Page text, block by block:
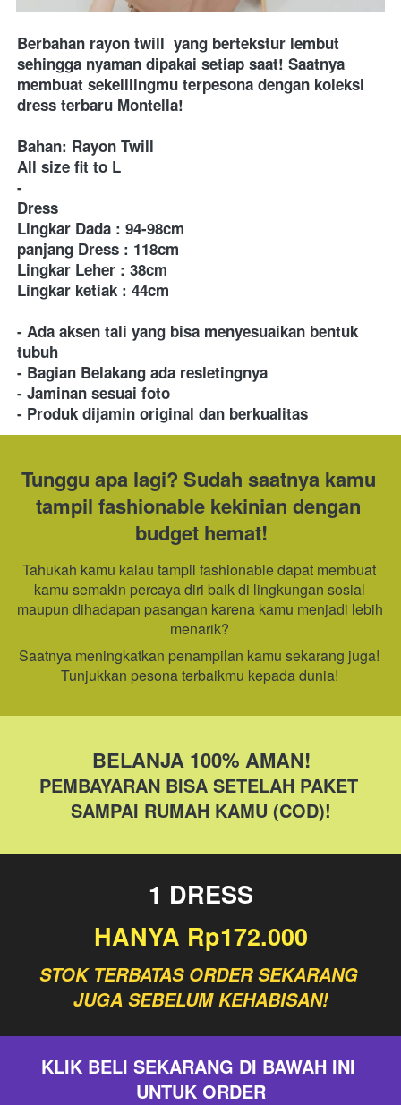
Berbahan rayon twill yang bertekstur lembut
sehingga nyaman dipakai setiap saat! Saatnya
membuat sekelilingmu terpesona dengan koleksi
dress terbaru Montella!
Bahan: Rayon Twill
All size fit to L
-
Dress
Lingkar Dada : 94-98cm
panjang Dress : 118cm
Lingkar Leher : 38cm
Lingkar ketiak : 44cm
- Ada aksen tali yang bisa menyesuaikan bentuk
tubuh
- Bagian Belakang ada resletingnya
- Jaminan sesuai foto
- Produk dijamin original dan berkualitas
Tunggu apa lagi? Sudah saatnya kamu
tampil fashionable kekinian dengan
budget hemat!
Tahukah kamu kalau tampil fashionable dapat membuat
kamu semakin percaya diri baik di lingkungan sosial
maupun dihadapan pasangan karena kamu menjadi lebih
menarik?
Saatnya meningkatkan penampilan kamu sekarang juga!
Tunjukkan pesona terbaikmu kepada dunia!
BELANJA 100% AMAN!
PEMBAYARAN BISA SETELAH PAKET
SAMPAI RUMAH KAMU (COD)!
1 DRESS
HANYA Rp172.000
STOK TERBATAS ORDER SEKARANG
JUGA SEBELUM KEHABISAN!
KLIK BELI SEKARANG DI BAWAH INI
UNTUK ORDER